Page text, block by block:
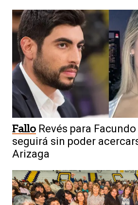
Fallo Revés para
seguirá sin poder
Arizaga